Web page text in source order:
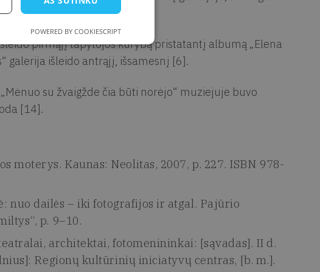
[13].
pirmąjį tapytojos kūrybą pristatantį albumą „Elena
galerija išleido antrąjį, išsamesnį [6].
su žvaigžde čia būti norėjo“ muziejuje buvo
[14].
moterys. Kaunas: Neolitas, 2007, p. 227. ISBN 978-
nuo dailės – iki fotografijos ir atgal. Pajūrio
p. 9–10.
architektai, fotomenininkai: [sąvadas]. II d.
Regionų kultūrinių iniciatyvų centras, [b. m.].
POWERED BY COOKIESCRIPT